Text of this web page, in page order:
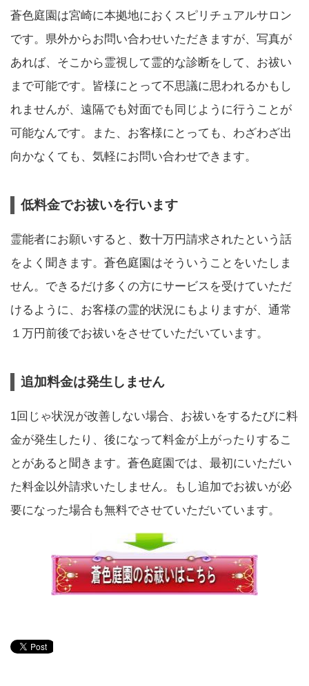
蒼色庭園は宮崎に本拠地におくスピリチュアルサロン
です。県外からお問い合わせいただきますが、写真が
あれば、そこから霊視して霊的な診断をして、お祓い
まで可能です。皆様にとって不思議に思われるかもし
れませんが、遠隔でも対面でも同じように行うことが
可能なんです。また、お客様にとっても、わざわざ出
向かなくても、気軽にお問い合わせできます。
低料金でお祓いを行います
霊能者にお願いすると、数十万円請求されたという話
をよく聞きます。蒼色庭園はそういうことをいたしま
せん。できるだけ多くの方にサービスを受けていただ
けるように、お客様の霊的状況にもよりますが、通常
１万円前後でお祓いをさせていただいています。
追加料金は発生しません
1回じゃ状況が改善しない場合、お祓いをするたびに料
金が発生したり、後になって料金が上がったりするこ
とがあると聞きます。蒼色庭園では、最初にいただい
た料金以外請求いたしません。もし追加でお祓いが必
要になった場合も無料でさせていただいています。